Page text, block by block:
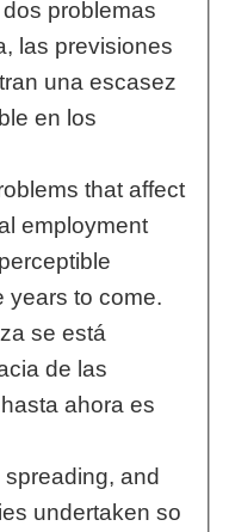
problemas
las previsiones
una escasez
en los
that affect
employment
years to come.
se está
de las
ahora es
and
undertaken so